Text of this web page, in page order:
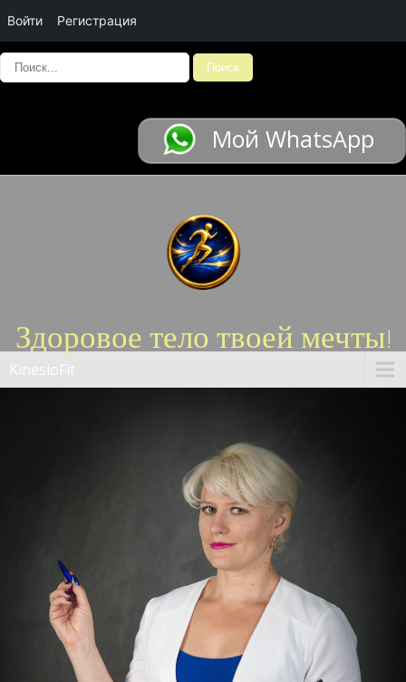
Мой WhatsApp
Здоровое тело твоей мечты!
KinesioFit
Войти Регистрация